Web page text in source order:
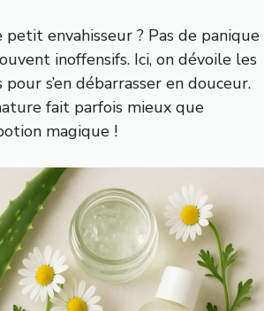
petit envahisseur ? Pas de panique
inoffensifs. Ici, on dévoile les
s’en débarrasser en douceur.
fait parfois mieux que
magique !